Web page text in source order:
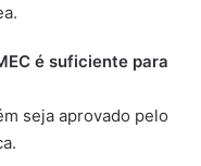
é suficiente para
seja aprovado pelo